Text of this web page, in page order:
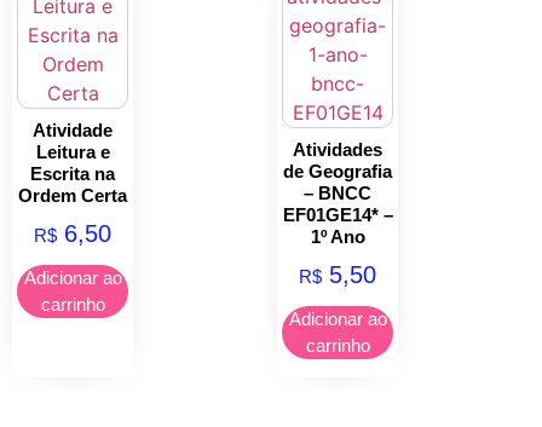
Atividade
Leitura e
Escrita na
Ordem Certa
R$ 6,50
Adicionar ao
carrinho
Atividades
de Geografia
– BNCC
EF01GE14* –
1º Ano
R$ 5,50
Adicionar ao
carrinho